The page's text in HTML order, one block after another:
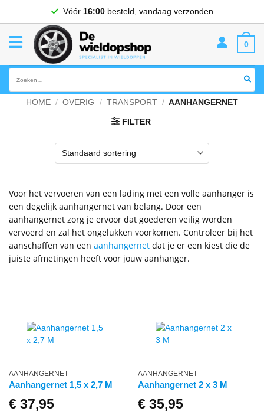
Vóór 16:00besteld, vandaag verzonden
0
HOME / OVERIG / TRANSPORT / AANHANGERNET
FILTER
Voor het vervoeren van een lading met een volle aanhanger is
een degelijk aanhangernet van belang. Door een
aanhangernet zorg je ervoor dat goederen veilig worden
vervoerd en zal het ongelukken voorkomen. Controleer bij het
aanschaffen van een aanhangernet dat je er een kiest die de
juiste afmetingen heeft voor jouw aanhanger.
AANHANGERNET
Aanhangernet 1,5 x 2,7 M
€37,95
AANHANGERNET
Aanhangernet 2 x 3 M
€35,95